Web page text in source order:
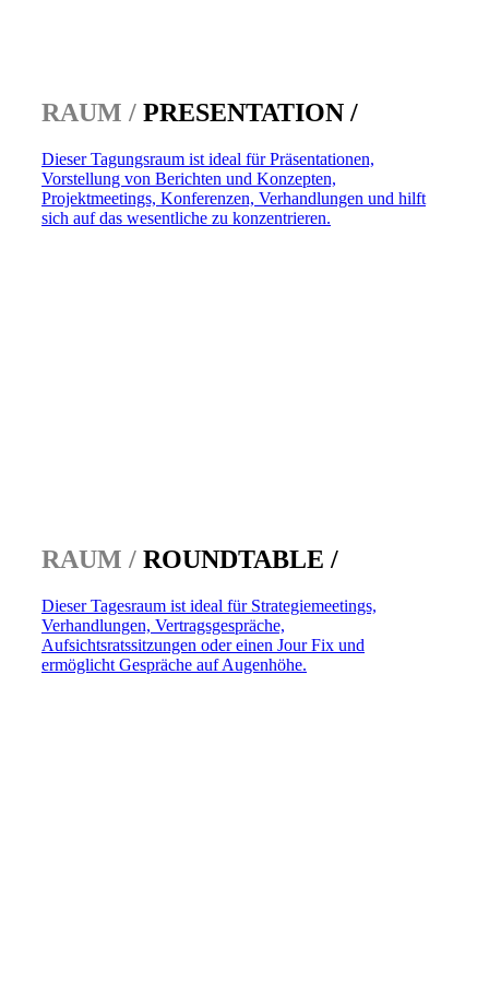
RAUM / PRESENTATION /
Dieser Tagungsraum ist ideal für Präsentationen,
Vorstellung von Berichten und Konzepten,
Projektmeetings, Konferenzen, Verhandlungen und hilft
sich auf das wesentliche zu konzentrieren.
RAUM / ROUNDTABLE /
Dieser Tagesraum ist ideal für Strategiemeetings,
Verhandlungen, Vertragsgespräche,
Aufsichtsratssitzungen oder einen Jour Fix und
ermöglicht Gespräche auf Augenhöhe.